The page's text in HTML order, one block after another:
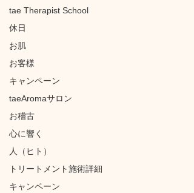
tae Therapist School
休日
お肌
お客様
キャンペーン
taeAromaサロン
お稽古
心に響く
人（ヒト）
トリートメント施術詳細
キャンペーン